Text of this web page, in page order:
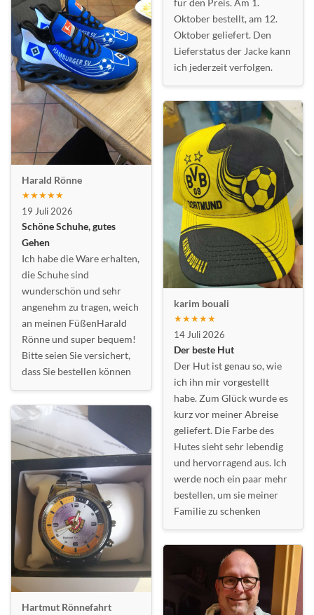
Harald Rönne
★★★★★
19 Juli 2026
Schöne Schuhe, gutes
Gehen
Ich habe die Ware erhalten,
die Schuhe sind
wunderschön und sehr
angenehm zu tragen, weich
an meinen FüßenHarald
Rönne und super bequem!
Bitte seien Sie versichert,
dass Sie bestellen können
Hartmut Rönnefahrt
für den Preis. Am 1.
Oktober bestellt, am 12.
Oktober geliefert. Den
Lieferstatus der Jacke kann
ich jederzeit verfolgen.
karim bouali
★★★★★
14 Juli 2026
Der beste Hut
Der Hut ist genau so, wie
ich ihn mir vorgestellt
habe. Zum Glück wurde es
kurz vor meiner Abreise
geliefert. Die Farbe des
Hutes sieht sehr lebendig
und hervorragend aus. Ich
werde noch ein paar mehr
bestellen, um sie meiner
Familie zu schenken